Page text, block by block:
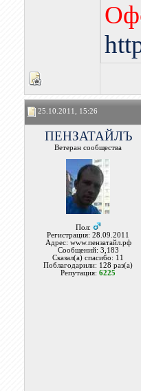
25.10.2011, 15:26
ПЕНЗАТАЙЛЪ
Ветеран сообщества
Пол:
Регистрация: 28.09.2011
Адрес: www.пензатайл.рф
Сообщений: 3,183
Сказал(а) спасибо: 11
Поблагодарили: 128 раз(а)
Репутация:6225